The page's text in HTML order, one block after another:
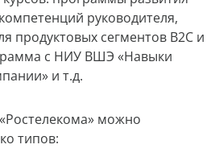
руководителя,
продуктовых сегментов В2С и
с НИУ ВШЭ «Навыки
и т.д.
можно
типов: